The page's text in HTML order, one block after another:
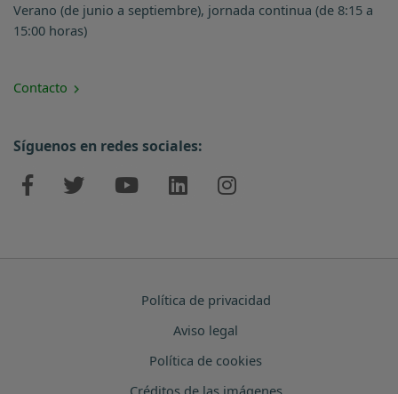
Verano (de junio a septiembre), jornada continua (de 8:15 a
15:00 horas)
Contacto
Síguenos en redes sociales:
Política de privacidad
Aviso legal
Política de cookies